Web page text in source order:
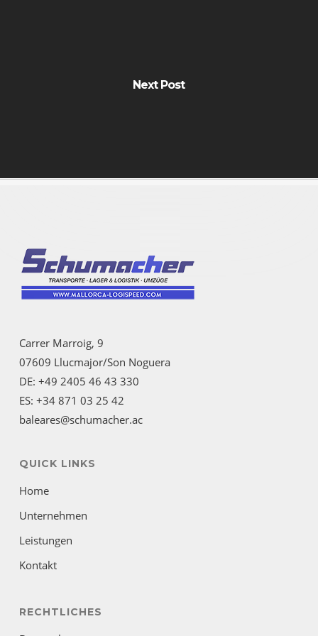
Next Post
Carrer Marroig, 9
07609 Llucmajor/Son Noguera
DE: +49 2405 46 43 330
ES: +34 871 03 25 42
baleares@schumacher.ac
QUICK LINKS
Home
Unternehmen
Leistungen
Kontakt
RECHTLICHES